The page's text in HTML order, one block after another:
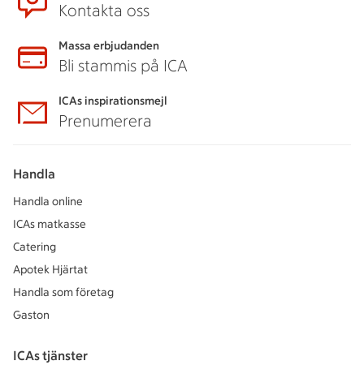
Kontakta oss
Massa erbjudanden
Bli stammis på ICA
ICAs inspirationsmejl
Prenumerera
Handla
Handla online
ICAs matkasse
Catering
Apotek Hjärtat
Handla som företag
Gaston
ICAs tjänster